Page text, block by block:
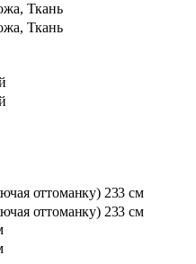
Ткань
Ткань
оттоманку) 233 см
оттоманку) 233 см